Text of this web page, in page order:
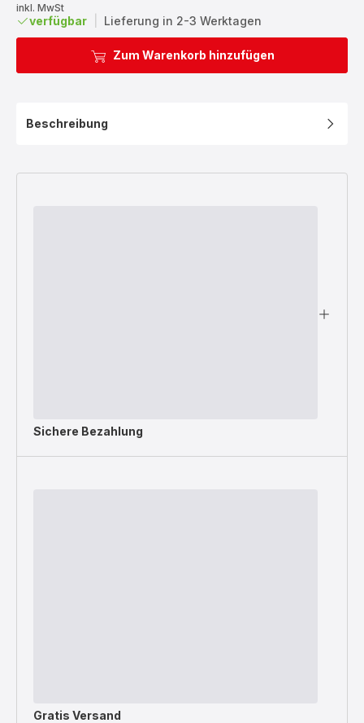
inkl. MwSt
verfügbar Lieferung in 2-3 Werktagen
Zum Warenkorb hinzufügen
Beschreibung
Sichere Bezahlung
Gratis Versand